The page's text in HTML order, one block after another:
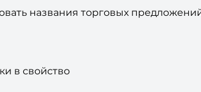
названия торговых
в свойство